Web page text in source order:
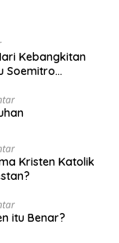
Kebangkitan
Soemitro
Nasional
Nasional dan
Kristen Katolik
itu Benar?